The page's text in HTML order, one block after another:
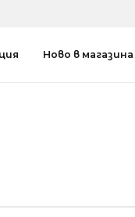
Ново в магазина